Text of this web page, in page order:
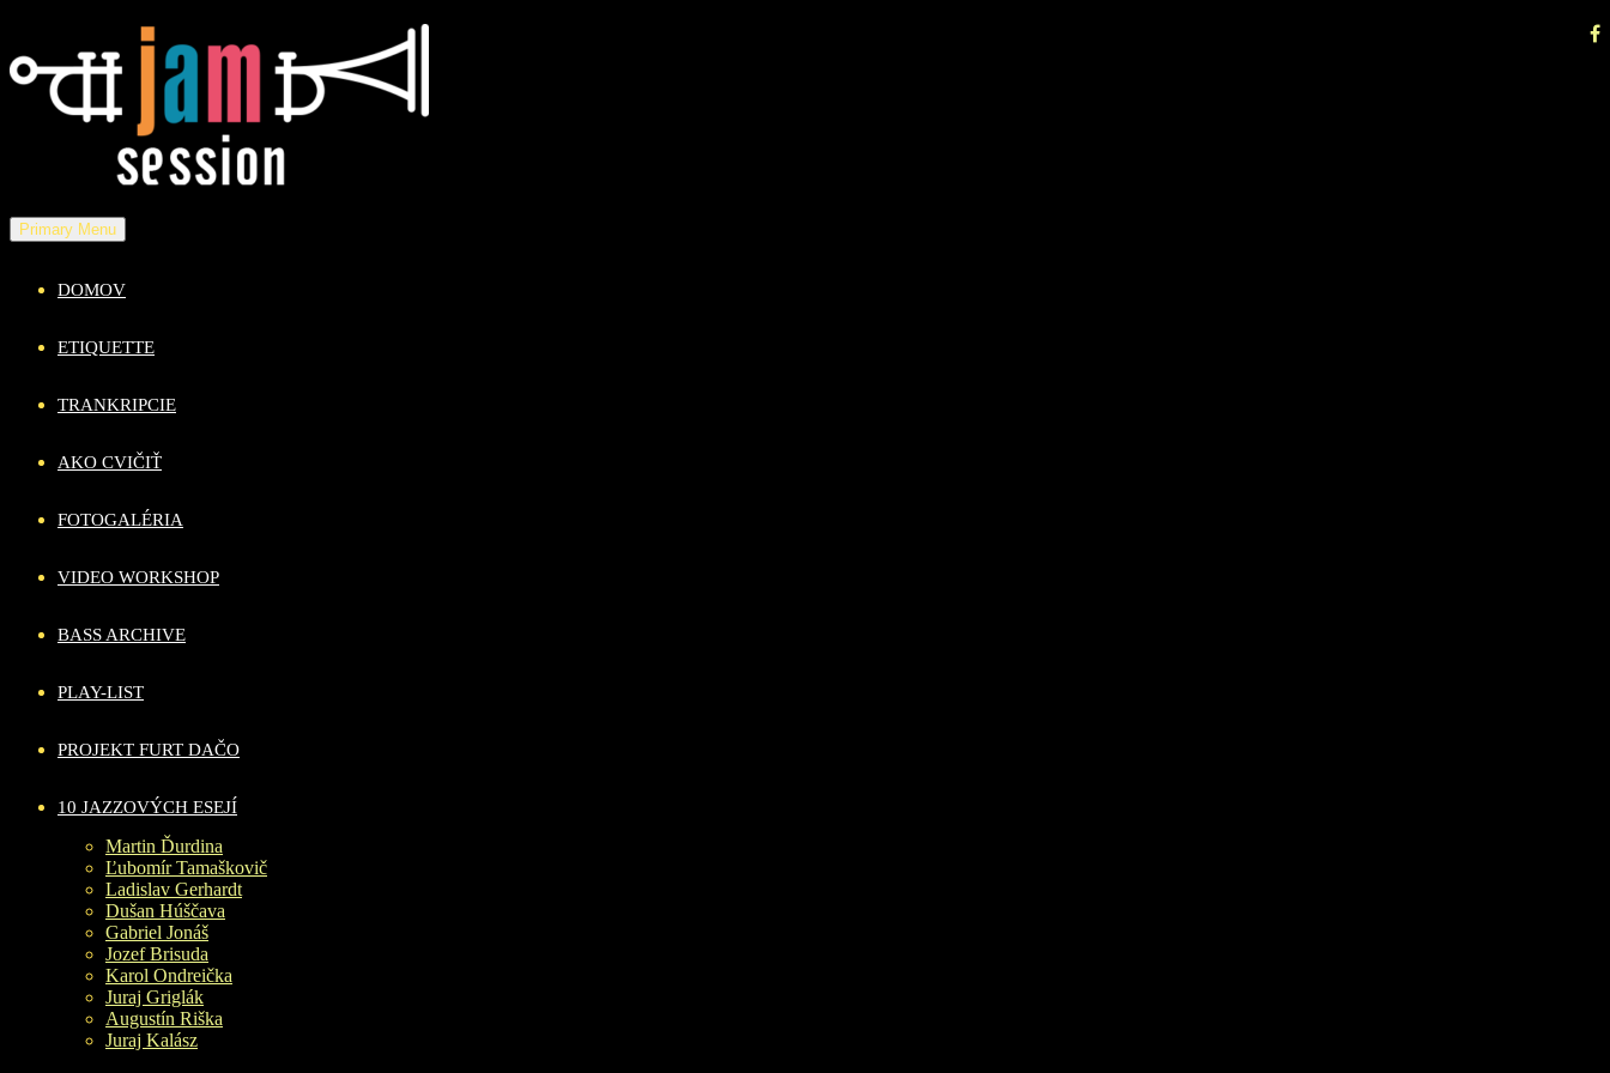
to
content
Primary Menu
DOMOV
ETIQUETTE
TRANKRIPCIE
AKO CVIČIŤ
FOTOGALÉRIA
VIDEO WORKSHOP
BASS ARCHIVE
PLAY-LIST
PROJEKT FURT DAČO
10 JAZZOVÝCH ESEJÍ
Martin Ďurdina
Ľubomír Tamaškovič
Ladislav Gerhardt
Dušan Húščava
Gabriel Jonáš
Jozef Brisuda
Karol Ondreička
Juraj Griglák
Augustín Riška
Juraj Kalász